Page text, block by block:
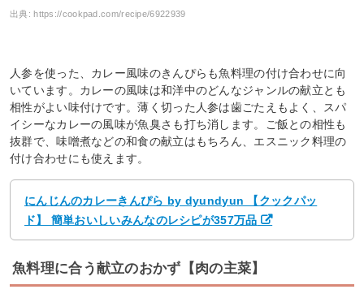
出典:https://cookpad.com/recipe/6922939
人参を使った、カレー風味のきんぴらも魚料理の付け合わせに向
いています。カレーの風味は和洋中のどんなジャンルの献立とも
相性がよい味付けです。薄く切った人参は歯ごたえもよく、スパ
イシーなカレーの風味が魚臭さも打ち消します。ご飯との相性も
抜群で、味噌煮などの和食の献立はもちろん、エスニック料理の
付け合わせにも使えます。
にんじんのカレーきんぴら by dyundyun 【クックパッ
ド】 簡単おいしいみんなのレシピが357万品
魚料理に合う献立のおかず【肉の主菜】